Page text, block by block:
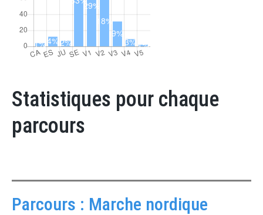
Statistiques pour chaque
parcours
Parcours : Marche nordique